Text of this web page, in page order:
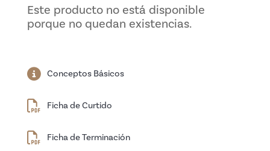
Este producto no está disponible
porque no quedan existencias.
Conceptos Básicos
Ficha de Curtido
Ficha de Terminación